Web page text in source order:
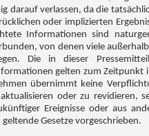
darauf verlassen, da die
oder implizierten
Informationen sind
von denen viele
Die in dieser
gelten zum Zeitpunkt
übernimmt keine
oder zu revidieren,
Ereignisse oder aus
Gesetze vorgeschrieben.